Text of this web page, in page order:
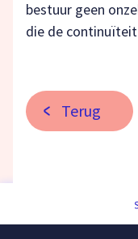
bestuur geen
die de
Terug
naar